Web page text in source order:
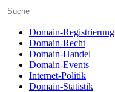
Domain-Registrierung
Domain-Recht
Domain-Handel
Domain-Events
Internet-Politik
Domain-Statistik